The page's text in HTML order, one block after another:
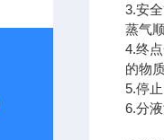
3.安
蒸气
4.终
的物
5.停
6.分